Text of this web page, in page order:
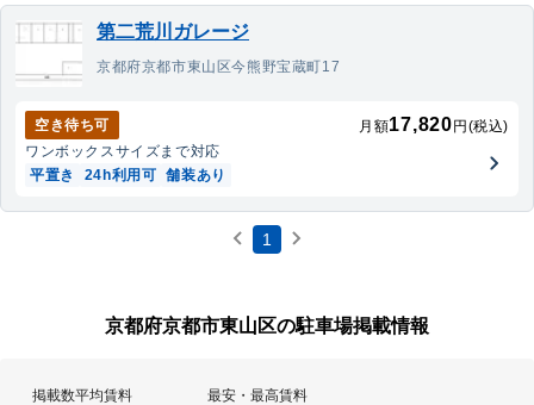
第二荒川ガレージ
京都府京都市東山区今熊野宝蔵町17
空き待ち可 月額17,820 円(税込)
ワンボックスサイズまで対応
平置き
24h利用可 舗装あり
1
京都府京都市東山区の駐車場掲載情報
掲載数平均賃料 最安・最高賃料